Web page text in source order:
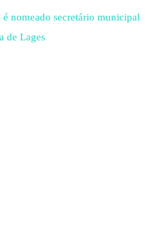
nomeado secretário municipal
de Lages